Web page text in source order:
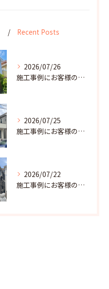
Recent Posts
2026/07/26
施工事例にお客様の声を追加しました！R8.6横須賀市A様邸
2026/07/25
施工事例にお客様の声を追加しました！R8.6横須賀市K様邸
2026/07/22
施工事例にお客様の声を追加しました！R8.6横須賀市O様邸